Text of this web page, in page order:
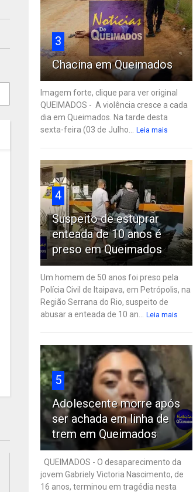
3
Chacina em Queimados
Imagem forte, clique para ver original
QUEIMADOS - A violência cresce a cada
dia em Queimados. Na tarde desta
sexta-feira (03 de Julho...
Leia mais
4
Suspeito de estuprar
enteada de 10 anos é
preso em Queimados
Um homem de 50 anos foi preso pela
Polícia Civil de Itaipava, em Petrópolis, na
Região Serrana do Rio, suspeito de
abusar a enteada de 10 an...
Leia mais
5
Adolescente morre após
ser achada em linha de
trem em Queimados
QUEIMADOS - O desaparecimento da
jovem Gabriely Victoria Nascimento, de
16 anos, terminou em tragédia nesta